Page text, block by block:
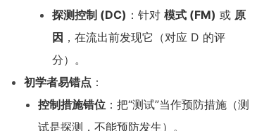
探测控制 (DC) ：针对 模式 (FM) 或 原
因 ，在流出前发现它（对应 D 的评
分）。
初学者易错点 ：
控制措施错位 ：把“测试”当作预防措施（测
试是探测，不能预防发生）。